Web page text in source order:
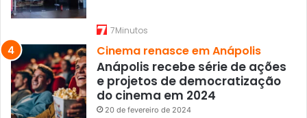
7Minutos
Cinema renasce em Anápolis
Anápolis recebe série de ações
e projetos de democratização
do cinema em 2024
20 de fevereiro de 2024